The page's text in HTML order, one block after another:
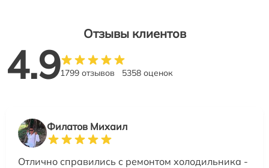
Отзывы клиентов
4.91799 отзывов 5358 оценок
Филатов Михаил
Отлично справились с ремонтом холодильника -